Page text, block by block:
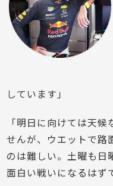
しています」
「明日に向けては天
せんが、ウエットで路
のは難しい。土曜も日
面白い戦いになるはず